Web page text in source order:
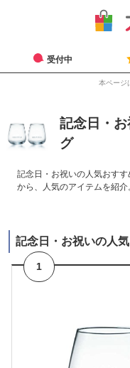
受付中
本ページ
記念日・
グ
記念日・お祝いの人気おす
から、人気のアイテムを紹
記念日・お祝いの人
1